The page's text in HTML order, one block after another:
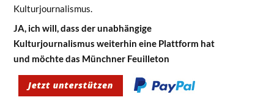
Kulturjournalismus.
JA, ich will, dass der unabhängige
Kulturjournalismus weiterhin eine Plattform hat
und möchte das Münchner Feuilleton